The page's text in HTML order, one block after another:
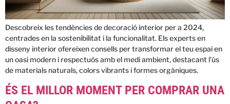
Descobreix les tendències de decoració interior per a 2024,
centrades en la sostenibilitat i la funcionalitat. Els experts en
disseny interior ofereixen consells per transformar el teu espai en
un oasi modern i respectuós amb el medi ambient, destacant l’ús
de materials naturals, colors vibrants i formes orgàniques.
ÉS EL MILLOR MOMENT PER COMPRAR UNA